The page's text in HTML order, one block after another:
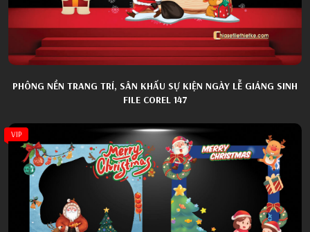
PHÔNG NỀN TRANG TRÍ, SÂN KHẤU SỰ KIỆN NGÀY LỄ GIÁNG SINH
FILE COREL 147
VIP